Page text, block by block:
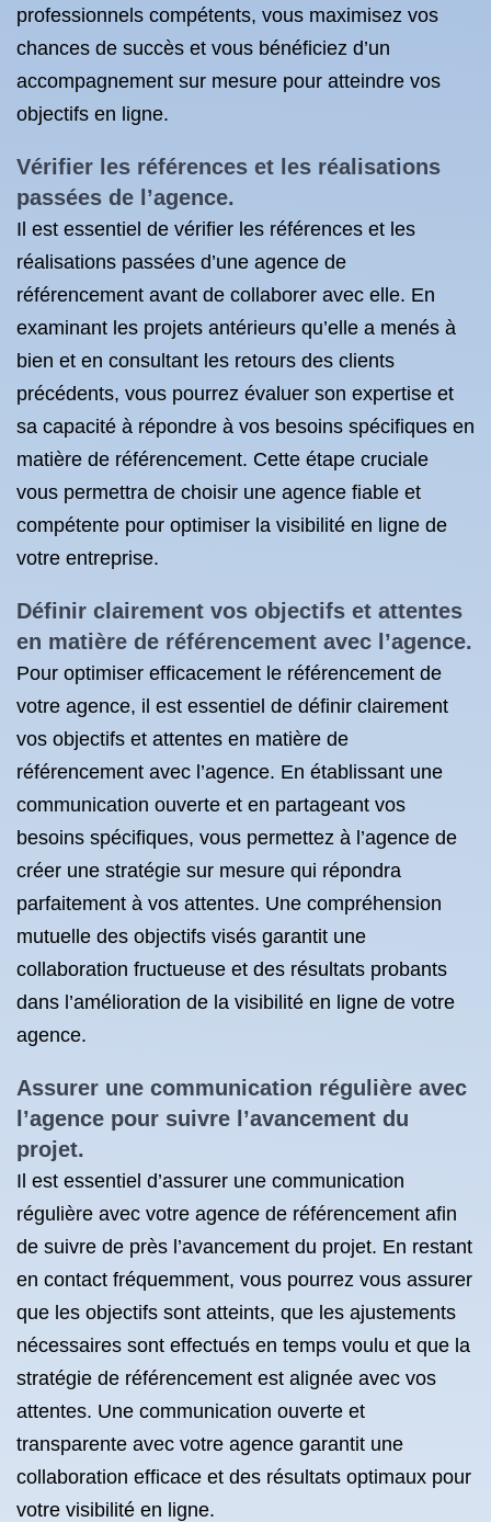
professionnels compétents, vous maximisez vos
chances de succès et vous bénéficiez d’un
accompagnement sur mesure pour atteindre vos
objectifs en ligne.
Vérifier les références et les réalisations
passées de l’agence.
Il est essentiel de vérifier les références et les
réalisations passées d’une agence de
référencement avant de collaborer avec elle. En
examinant les projets antérieurs qu’elle a menés à
bien et en consultant les retours des clients
précédents, vous pourrez évaluer son expertise et
sa capacité à répondre à vos besoins spécifiques en
matière de référencement. Cette étape cruciale
vous permettra de choisir une agence fiable et
compétente pour optimiser la visibilité en ligne de
votre entreprise.
Définir clairement vos objectifs et attentes
en matière de référencement avec l’agence.
Pour optimiser efficacement le référencement de
votre agence, il est essentiel de définir clairement
vos objectifs et attentes en matière de
référencement avec l’agence. En établissant une
communication ouverte et en partageant vos
besoins spécifiques, vous permettez à l’agence de
créer une stratégie sur mesure qui répondra
parfaitement à vos attentes. Une compréhension
mutuelle des objectifs visés garantit une
collaboration fructueuse et des résultats probants
dans l’amélioration de la visibilité en ligne de votre
agence.
Assurer une communication régulière avec
l’agence pour suivre l’avancement du
projet.
Il est essentiel d’assurer une communication
régulière avec votre agence de référencement afin
de suivre de près l’avancement du projet. En restant
en contact fréquemment, vous pourrez vous assurer
que les objectifs sont atteints, que les ajustements
nécessaires sont effectués en temps voulu et que la
stratégie de référencement est alignée avec vos
attentes. Une communication ouverte et
transparente avec votre agence garantit une
collaboration efficace et des résultats optimaux pour
votre visibilité en ligne.